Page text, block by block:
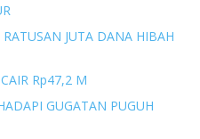
JUTA DANA HIBAH
Rp47,2 M
GUGATAN PUGUH